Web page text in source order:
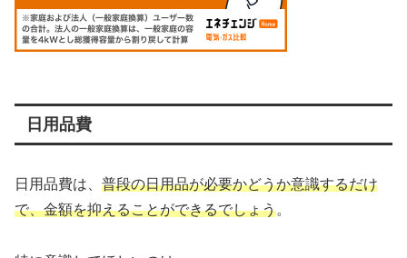
日用品費
日用品費は、 普段の日用品が必要かどうか意識するだけ
で、金額を抑えることができるでしょう。